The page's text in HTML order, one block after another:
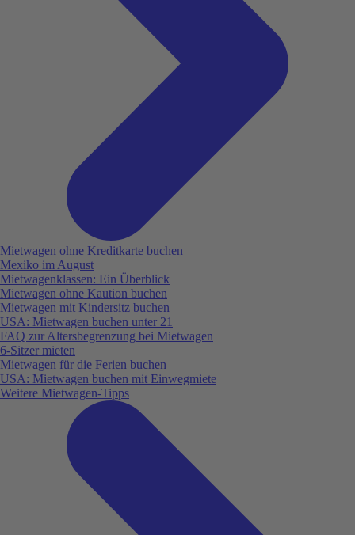
Mietwagen ohne Kreditkarte buchen
Mexiko im August
Mietwagenklassen: Ein Überblick
Mietwagen ohne Kaution buchen
Mietwagen mit Kindersitz buchen
USA: Mietwagen buchen unter 21
FAQ zur Altersbegrenzung bei Mietwagen
6-Sitzer mieten
Mietwagen für die Ferien buchen
USA: Mietwagen buchen mit Einwegmiete
Weitere Mietwagen-Tipps